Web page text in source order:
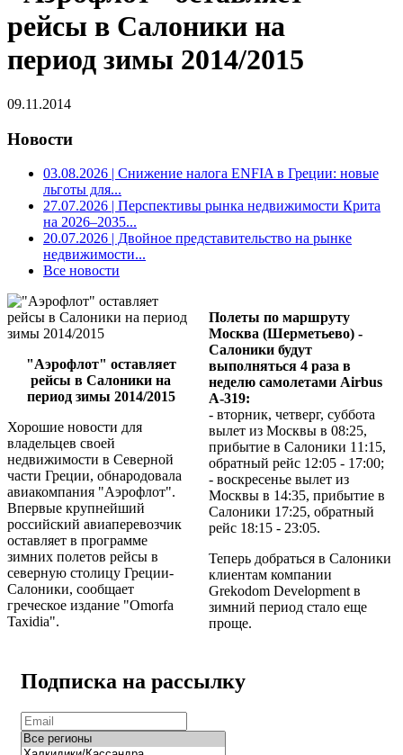
рейсы в Салоники на
период зимы 2014/2015
09.11.2014
Новости
03.08.2026 | Снижение налога ENFIA в Греции: новые
льготы для...
27.07.2026 | Перспективы рынка недвижимости Крита
на 2026–2035...
20.07.2026 | Двойное представительство на рынке
недвижимости...
Все новости
"Аэрофлот" оставляет
рейсы в Салоники на
период зимы 2014/2015
Хорошие новости для
владельцев своей
недвижимости в Северной
части Греции, обнародовала
авиакомпания "Аэрофлот".
Впервые крупнейший
российский авиаперевозчик
оставляет в программе
зимних полетов рейсы в
северную столицу Греции-
Салоники, сообщает
греческое издание "Omorfa
Taxidia".
Полеты по маршруту
Москва (Шерметьево) -
Салоники будут
выполняться 4 раза в
неделю самолетами Airbus
Α-319:
- вторник, четверг, суббота
вылет из Москвы в 08:25,
прибытие в Салоники 11:15,
обратный рейс 12:05 - 17:00;
- воскресенье вылет из
Москвы в 14:35, прибытие в
Салоники 17:25, обратный
рейс 18:15 - 23:05.
Теперь добраться в Салоники
клиентам компании
Grekodom Development в
зимний период стало еще
проще.
Подписка на рассылку